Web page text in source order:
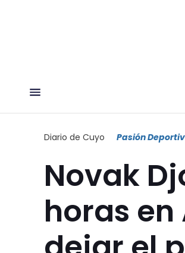
Diario de Cuyo Pasión
Novak
horas